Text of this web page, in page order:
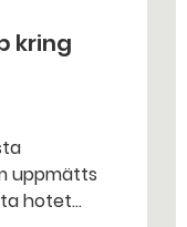
kring
uppmätts